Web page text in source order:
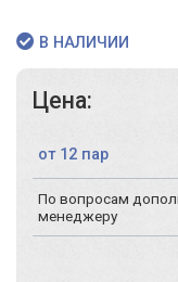
В НАЛИЧИИ
Цена:
от 12 пар
По вопросам
менеджеру